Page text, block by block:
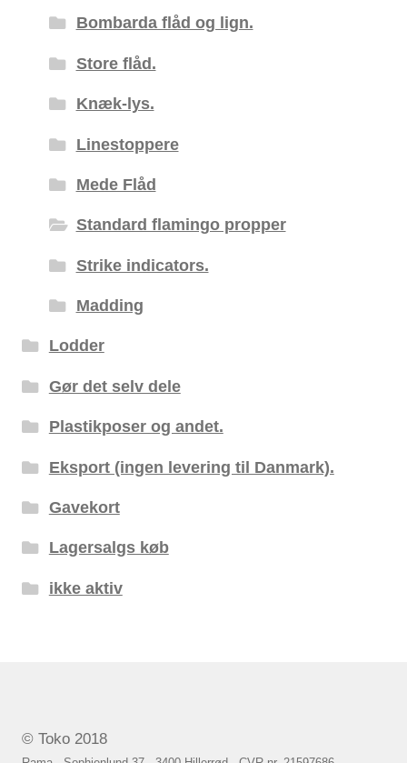
Bombarda flåd og lign.
Store flåd.
Knæk-lys.
Linestoppere
Mede Flåd
Standard flamingo propper
Strike indicators.
Madding
Lodder
Gør det selv dele
Plastikposer og andet.
Eksport (ingen levering til Danmark).
Gavekort
Lagersalgs køb
ikke aktiv
© Toko 2018